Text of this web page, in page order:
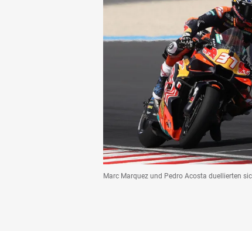
Marc Marquez und Pedro Acosta duellierten